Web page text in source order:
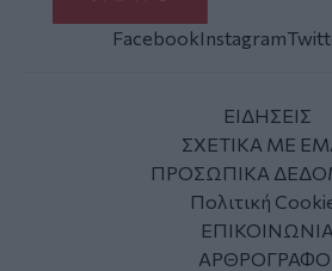
FacebookInstagram
ΕΙΔΗΣΕΙΣ
ΣΧΕΤΙΚΑ ΜΕ
ΠΡΟΣΩΠΙΚΑ
Πολιτική
ΕΠΙΚΟΙΝΩΝΙΑ